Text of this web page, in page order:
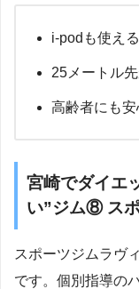
i-podも使え
25メートル
高齢者にも
宮崎でダイエ
い”ジム⑧ ス
スポーツジムラヴ
です。個別指導の